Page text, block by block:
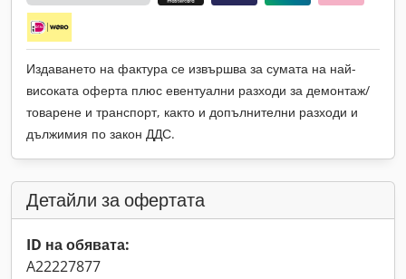
Издаването на фактура се извършва за сумата на най-
високата оферта плюс евентуални разходи за демонтаж/
товарене и транспорт, както и допълнителни разходи и
дължимия по закон ДДС.
Детайли за офертата
ID на обявата:
A22227877